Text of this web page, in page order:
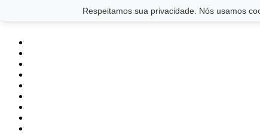
Respeitamos sua privacidade. Nós usamos
Saltar para o conteúdo principal Ir para o footer